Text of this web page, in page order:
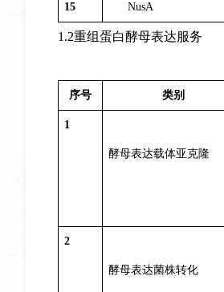
15 NusA
1.2重组蛋白酵母表达服务
序号 类别
1
酵母表达载体亚克隆
2
酵母表达菌株转化